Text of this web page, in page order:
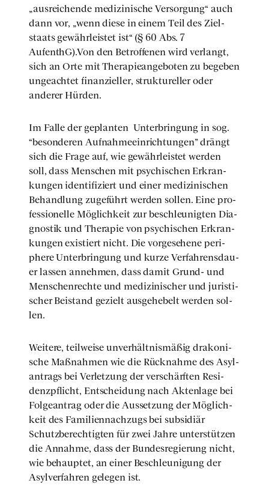
„aus­rei­chen­de medi­zi­ni­sche Ver­sor­gung“ auch
dann vor, „wenn die­se in einem Teil des Ziel­
staats gewähr­leis­tet ist“ (§ 60 Abs. 7
AufenthG).Von den Betrof­fe­nen wird ver­langt,
sich an Orte mit The­ra­pie­an­ge­bo­ten zu bege­ben
unge­ach­tet finan­zi­el­ler, struk­tu­rel­ler oder
ande­rer Hür­den.
Im Fal­le der geplan­ten Unter­brin­gung in sog.
“beson­de­ren Auf­nah­me­ein­rich­tun­gen” drängt
sich die Fra­ge auf, wie gewähr­leis­tet wer­den
soll, dass Men­schen mit psy­chi­schen Erkran­
kun­gen iden­ti­fi­ziert und einer medi­zi­ni­schen
Behand­lung zuge­führt wer­den sol­len. Eine pro­
fes­sio­nel­le Mög­lich­keit zur beschleu­nig­ten Dia­
gnos­tik und The­ra­pie von psy­chi­schen Erkran­
kun­gen exis­tiert nicht. Die vor­ge­se­he­ne peri­
phe­re Unter­brin­gung und kur­ze Ver­fah­rens­dau­
er las­sen anneh­men, dass damit Grund- und
Men­schen­rech­te und medi­zi­ni­scher und juris­ti­
scher Bei­stand gezielt aus­ge­he­belt wer­den sol­
len.
Wei­te­re, teil­wei­se unver­hält­nis­mä­ßig dra­ko­ni­
sche Maß­nah­men wie die Rück­nah­me des Asyl­
an­trags bei Ver­let­zung der ver­schärf­ten Resi­
denz­pflicht, Ent­schei­dung nach Akten­la­ge bei
Fol­ge­an­trag oder die Aus­set­zung der Mög­lich­
keit des Fami­li­en­nach­zugs bei sub­si­di­är
Schutz­be­rech­tig­ten für zwei Jah­re unter­stüt­zen
die Annah­me, dass der Bun­des­re­gie­rung nicht,
wie behaup­tet, an einer Beschleu­ni­gung der
Asyl­ver­fah­ren gele­gen ist.